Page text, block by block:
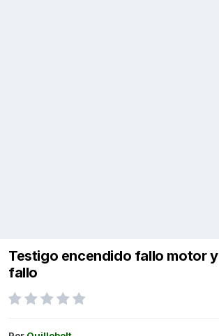
Testigo encendido fallo motor
fallo